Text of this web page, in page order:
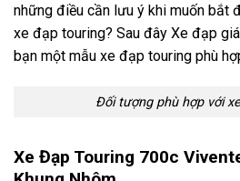
những điều cần lưu ý khi muốn bắt
xe đạp touring? Sau đây Xe đạp
bạn một mẫu xe đạp touring phù
Đối tượng phù hợp với
Xe Đạp Touring 700c